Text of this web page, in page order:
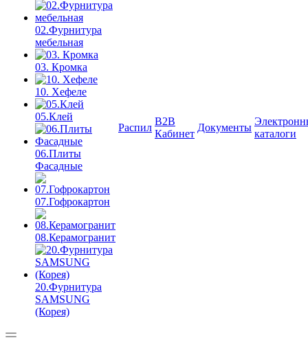
02.Фурнитура
мебельная
03. Кромка
10. Хефеле
05.Клей
06.Плиты
Фасадные
07.Гофрокартон
08.Керамогранит
20.Фурнитура
SAMSUNG
(Корея)
Распил
B2B
Кабинет
Документы
каталоги